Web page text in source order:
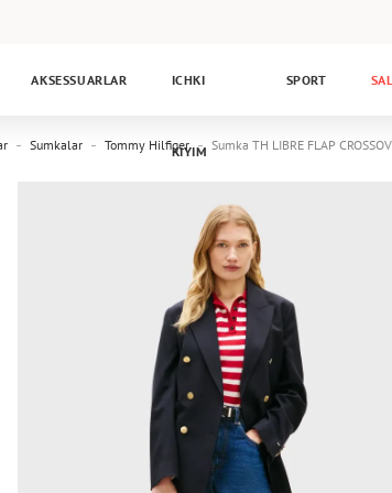
AKSESSUARLAR ICHKI
KIYIM
SPORT
Sumkalar Tommy Hilfiger Sumka TH LIBRE FLAP